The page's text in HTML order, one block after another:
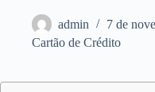
admin
7 de
Cartão de Crédito